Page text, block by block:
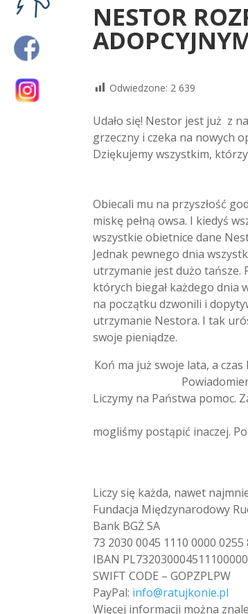
NESTOR
Odwiedzone: 2 639
Udało się! Nestor jest już z
grzeczny i czeka na nowych
Dziękujemy wszystkim,
Obiecali mu na przyszłość
miskę pełną owsa. I kiedyś
wszystkie obietnice dane
Jednak pewnego dnia
utrzymanie jest dużo tańsze.
których biegał każdego dnia
na początku dzwonili i
utrzymanie Nestora. I tak
swoje pieniądze.
Koń ma już swoje lata, a
Liczymy na Państwa pomoc.
mogliśmy postąpić inaczej.
Liczy się każda, nawet
Fundacja Międzynarodowy
Bank BGŻ SA
73 2030 0045 1110 0000 0255
IBAN
SWIFT CODE – GOPZPLPW
PayPal: info@ratujkonie.pl
Więcej informacji można